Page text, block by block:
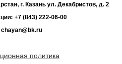
г. Казань ул. Декабристов, д. 2
+7 (843) 222-06-00
политика